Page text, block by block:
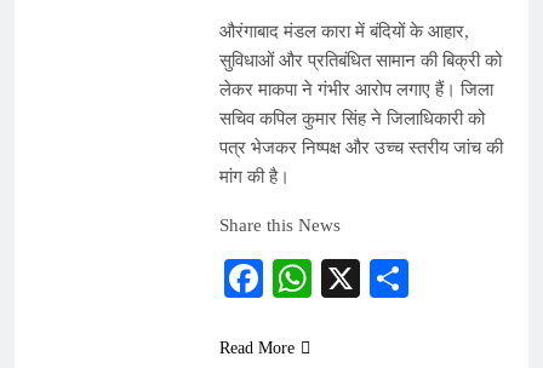
औरंगाबाद मंडल कारा में बंदियों के आहार,
सुविधाओं और प्रतिबंधित सामान की बिक्री को
लेकर माकपा ने गंभीर आरोप लगाए हैं। जिला
सचिव कपिल कुमार सिंह ने जिलाधिकारी को
पत्र भेजकर निष्पक्ष और उच्च स्तरीय जांच की
मांग की है।
Share this News
Facebook
WhatsApp
X
Read More